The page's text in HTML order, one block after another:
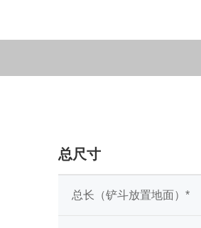
总尺寸
总长（铲斗放置地面）*